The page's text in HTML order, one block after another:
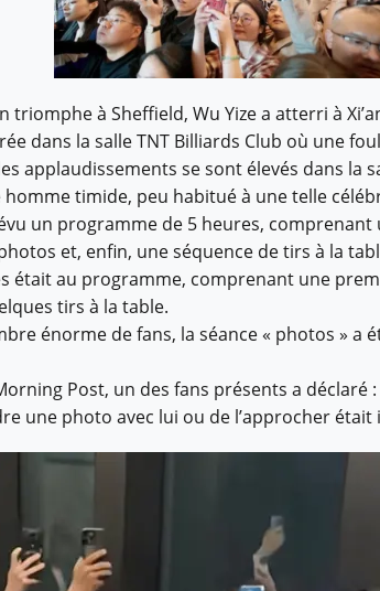
triomphe à Sheffield, Wu Yize a atterri à
dans la salle TNT Billiards Club où une
applaudissements se sont élevés dans la
homme timide, peu habitué à une telle
un programme de 5 heures,
et, enfin, une séquence de tirs à la
était au programme, comprenant une
tirs à la table.
énorme de fans, la séance « photos » a
Post, un des fans présents a déclaré :
une photo avec lui ou de l’approcher était